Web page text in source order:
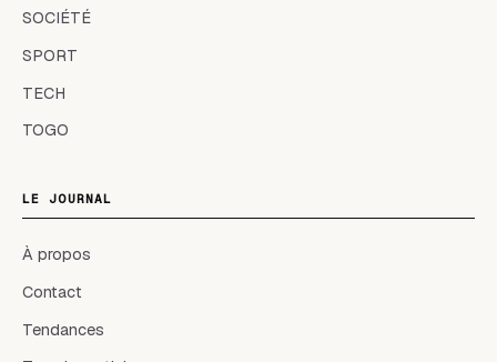
SOCIÉTÉ
SPORT
TECH
TOGO
LE JOURNAL
À propos
Contact
Tendances